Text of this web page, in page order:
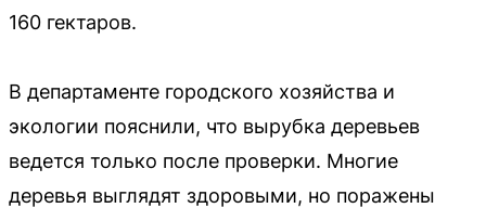
160 гектаров.
В департаменте городского хозяйства и
экологии пояснили, что вырубка деревьев
ведется только после проверки. Многие
деревья выглядят здоровыми, но поражены